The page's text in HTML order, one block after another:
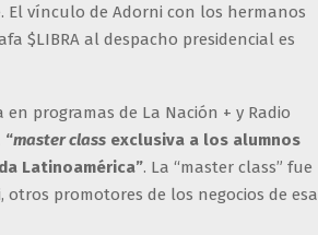
El vínculo de Adorni con los hermanos
$LIBRA al despacho presidencial es
programas de La Nación + y Radio
“master class exclusiva a los alumnos
Latinoamérica”. La “master class” fue
otros promotores de los negocios de esa